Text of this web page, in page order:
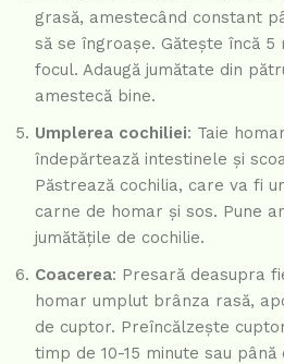
grasă, amestecând constant
să se îngroașe. Gătește încă
focul. Adaugă jumătate din
amestecă bine.
Umplerea cochiliei: Taie
îndepărtează intestinele și
Păstrează cochilia, care va fi
carne de homar și sos. Pune
jumătățile de cochilie.
Coacerea: Presară deasupra
homar umplut brânza rasă,
de cuptor. Preîncălzește
timp de 10-15 minute sau